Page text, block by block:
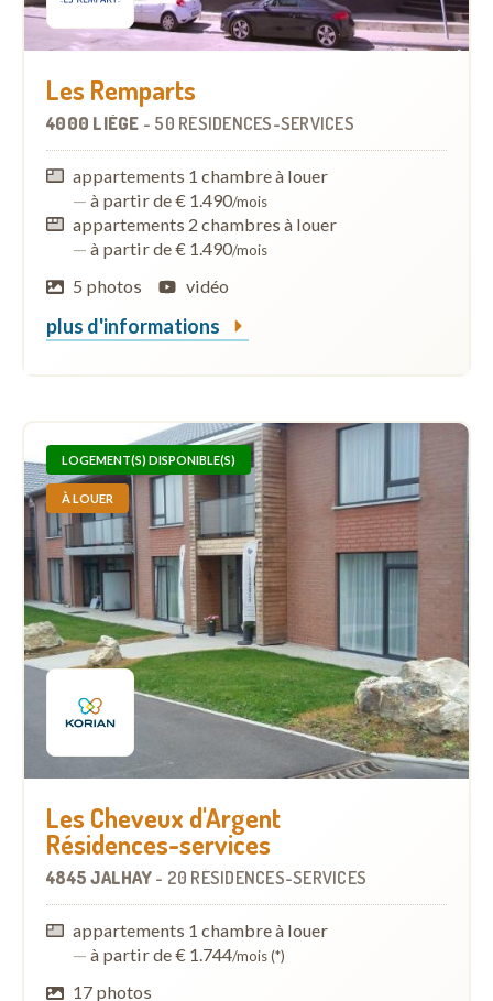
Les Remparts
4000 LIÈGE - 50 RÉSIDENCES-SERVICES
appartements 1 chambre à louer
— à partir de € 1.490/mois
appartements 2 chambres à louer
— à partir de € 1.490/mois
5 photos vidéo
plus d'informations
LOGEMENT(S) DISPONIBLE(S)
À LOUER
Les Cheveux d'Argent
Résidences-services
4845 JALHAY - 20 RÉSIDENCES-SERVICES
appartements 1 chambre à louer
— à partir de € 1.744/mois (*)
17 photos